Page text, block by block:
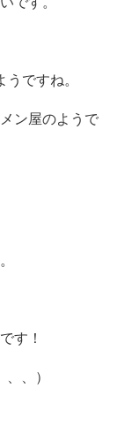
ですね。
ン屋のようで
す！
、）